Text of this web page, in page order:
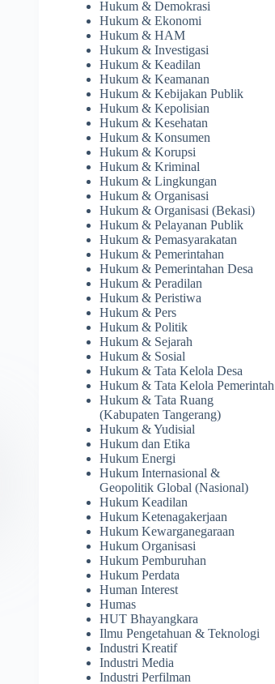
Hukum & Demokrasi
Hukum & Ekonomi
Hukum & HAM
Hukum & Investigasi
Hukum & Keadilan
Hukum & Keamanan
Hukum & Kebijakan Publik
Hukum & Kepolisian
Hukum & Kesehatan
Hukum & Konsumen
Hukum & Korupsi
Hukum & Kriminal
Hukum & Lingkungan
Hukum & Organisasi
Hukum & Organisasi (Bekasi)
Hukum & Pelayanan Publik
Hukum & Pemasyarakatan
Hukum & Pemerintahan
Hukum & Pemerintahan Desa
Hukum & Peradilan
Hukum & Peristiwa
Hukum & Pers
Hukum & Politik
Hukum & Sejarah
Hukum & Sosial
Hukum & Tata Kelola Desa
Hukum & Tata Kelola Pemerintah
Hukum & Tata Ruang
(Kabupaten Tangerang)
Hukum & Yudisial
Hukum dan Etika
Hukum Energi
Hukum Internasional &
Geopolitik Global (Nasional)
Hukum Keadilan
Hukum Ketenagakerjaan
Hukum Kewarganegaraan
Hukum Organisasi
Hukum Pemburuhan
Hukum Perdata
Human Interest
Humas
HUT Bhayangkara
Ilmu Pengetahuan & Teknologi
Industri Kreatif
Industri Media
Industri Perfilman